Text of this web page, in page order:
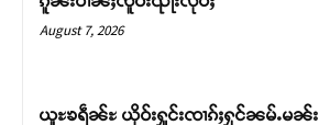
August 7, 2026
ယူႊၶရဵၼ်ႊ ယိုဝ်းႁူင်းၸၢၵ်ႈႁုင်ၼမ်ႉမၼ်း